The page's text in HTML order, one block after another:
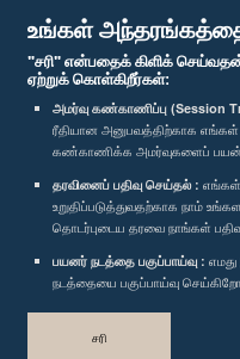
உங்கள்
"சரி" என்பதைக் கிளிக்
ஏற்றுக் கொள்கிறீர்கள்:
அமர்வு கண்காணிப்பு (Session
ரீதியான அனுபவத்திற்காக
கண்காணிக்க அமர்வுகளைப்
தரவினைப் பதிவு செய்தல் : எங்கள்
உறுதிப்படுத்துவதற்காக நாம்
தொடர்புடைய தரவை நாங்கள்
பயனர் நடத்தை பகுப்பாய்வு :
நடத்தையை பகுப்பாய்வு
சரி
எம்மை பின்தொடர்க :
விருதுகள்
தனியுரிமைக் கொள்கை